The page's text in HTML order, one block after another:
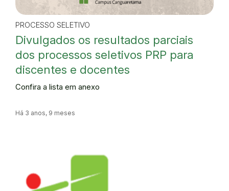
PROCESSO SELETIVO
Divulgados os resultados parciais
dos processos seletivos PRP para
discentes e docentes
Confira a lista em anexo
Há 3 anos, 9 meses